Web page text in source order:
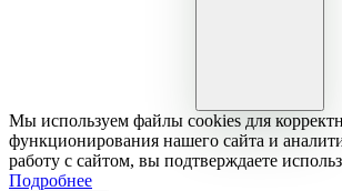
Мы используем файлы cookies для
функционирования нашего сайта и
работу с сайтом, вы подтверждаете
Подробнее